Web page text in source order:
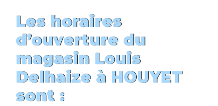
Les horaires
d’ouverture du
magasin Louis
Delhaizeà HOUYET
sont :